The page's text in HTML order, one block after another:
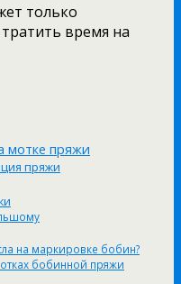
только
время на
мотке пряжи
пряжи
на маркировке бобин?
бобинной пряжи